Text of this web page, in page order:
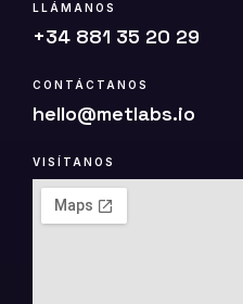
LLÁMANOS
+34 881 35 20 29
CONTÁCTANOS
hello@metlabs.io
VISÍTANOS